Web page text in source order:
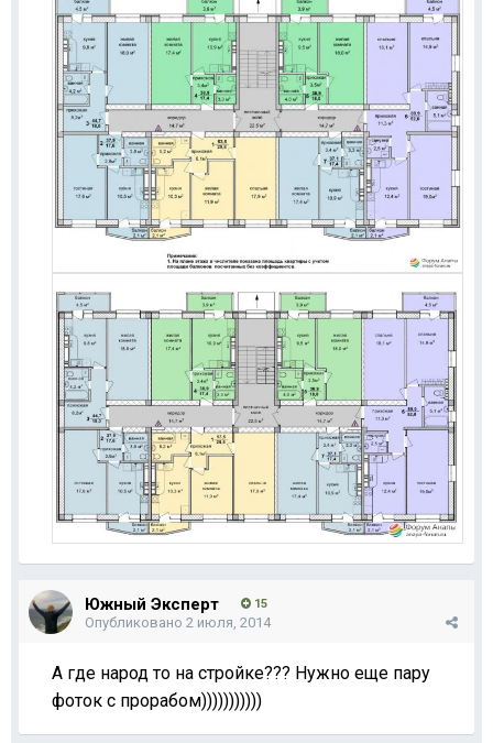
Южный Эксперт 15
Опубликовано 2 июля, 2014
А где народ то на стройке??? Нужно еще пару
фоток с прорабом)))))))))))